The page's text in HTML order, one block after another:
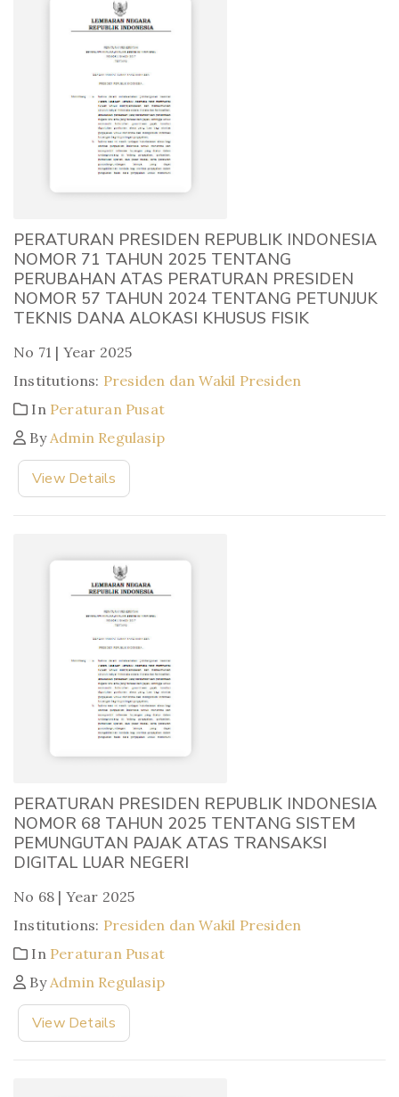
PERATURAN PRESIDEN REPUBLIK INDONESIA
NOMOR 71 TAHUN 2025 TENTANG
PERUBAHAN ATAS PERATURAN PRESIDEN
NOMOR 57 TAHUN 2024 TENTANG PETUNJUK
TEKNIS DANA ALOKASI KHUSUS FISIK
No 71 | Year 2025
Institutions: Presiden dan Wakil Presiden
In Peraturan Pusat
ByAdmin Regulasip
View Details
PERATURAN PRESIDEN REPUBLIK INDONESIA
NOMOR 68 TAHUN 2025 TENTANG SISTEM
PEMUNGUTAN PAJAK ATAS TRANSAKSI
DIGITAL LUAR NEGERI
No 68 | Year 2025
Institutions: Presiden dan Wakil Presiden
In Peraturan Pusat
ByAdmin Regulasip
View Details